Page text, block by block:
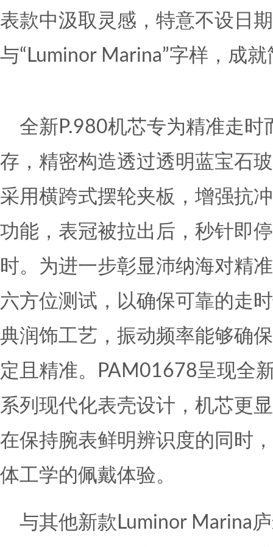
表款中汲取灵感，特意不设日
与“Luminor Marina”字样，成
全新P.980机芯专为精准走
存，精密构造透过透明蓝宝石
采用横跨式摆轮夹板，增强抗
功能，表冠被拉出后，秒针即
时。为进一步彰显沛纳海对精
六方位测试，以确保可靠的走
典润饰工艺，振动频率能够确
定且精准。PAM01678呈现全
系列现代化表壳设计，机芯更
在保持腕表鲜明辨识度的同时
体工学的佩戴体验。
与其他新款Luminor Marina